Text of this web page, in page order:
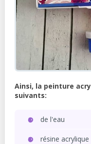
Ainsi, la peinture
suivants:
de l'eau
résine acrylique